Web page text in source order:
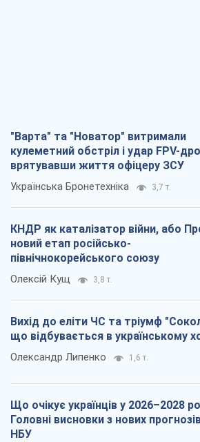
"Варта" та "Новатор" витримали
кулеметний обстріл і удар FPV-
врятувавши життя офіцеру ЗСУ
Українська Бронетехніка 3,7 т.
КНДР як каталізатор війни, або
новий етап російсько-
північнокорейського союзу
Олексій Кущ 3,8 т.
Вихід до еліти ЧС та тріумф
що відбувається в українському
Олександр Липенко 1,6 т.
Що очікує українців у 2026–2028
Головні висновки з нових
НБУ